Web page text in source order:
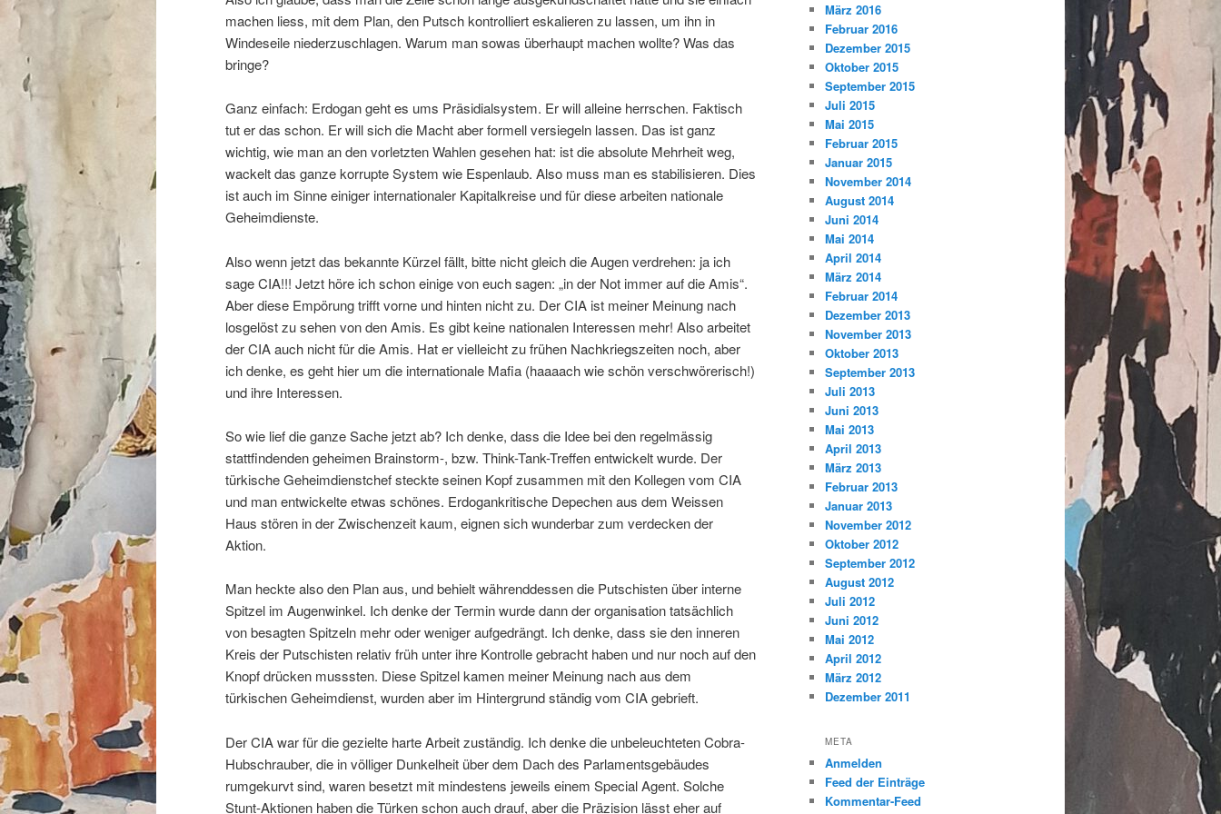
machen liess, mit dem Plan, den Putsch kontrolliert eskalieren zu lassen, um ihn in
Windeseile niederzuschlagen. Warum man sowas überhaupt machen wollte? Was das
bringe?
Ganz einfach: Erdogan geht es ums Präsidialsystem. Er will alleine herrschen. Faktisch
tut er das schon. Er will sich die Macht aber formell versiegeln lassen. Das ist ganz
wichtig, wie man an den vorletzten Wahlen gesehen hat: ist die absolute Ḿehrheit weg,
wackelt das ganze korrupte System wie Espenlaub. Also muss man es stabilisieren. Dies
ist auch im Sinne einiger internationaler Kapitalkreise und für diese arbeiten nationale
Geheimdienste.
Also wenn jetzt das bekannte Kürzel fällt, bitte nicht gleich die Augen verdrehen: ja ich
sage CIA!!! Jetzt höre ich schon einige von euch sagen: „in der Not immer auf die Amis“.
Aber diese Empörung trifft vorne und hinten nicht zu. Der CIA ist meiner Meinung nach
losgelöst zu sehen von den Amis. Es gibt keine nationalen Interessen mehr! Also arbeitet
der CIA auch nicht für die Amis. Hat er vielleicht zu frühen Nachkriegszeiten noch, aber
ich denke, es geht hier um die internationale Mafia (haaaach wie schön verschwörerisch!)
und ihre Interessen.
So wie lief die ganze Sache jetzt ab? Ich denke, dass die Idee bei den regelmässig
stattfindenden geheimen Brainstorm-, bzw. Think-Tank-Treffen entwickelt wurde. Der
türkische Geheimdienstchef steckte seinen Kopf zusammen mit den Kollegen vom CIA
und man entwickelte etwas schönes. Erdogankritische Depechen aus dem Weissen
Haus stören in der Zwischenzeit kaum, eignen sich wunderbar zum verdecken der
Aktion.
Man heckte also den Plan aus, und behielt währenddessen die Putschisten über interne
Spitzel im Augenwinkel. Ich denke der Termin wurde dann der organisation tatsächlich
von besagten Spitzeln mehr oder weniger aufgedrängt. Ich denke, dass sie den inneren
Kreis der Putschisten relativ früh unter ihre Kontrolle gebracht haben und nur noch auf den
Knopf drücken musssten. Diese Spitzel kamen meiner Meinung nach aus dem
türkischen Geheimdienst, wurden aber im Hintergrund ständig vom CIA gebrieft.
Der CIA war für die gezielte harte Arbeit zuständig. Ich denke die unbeleuchteten Cobra-
Hubschrauber, die in völliger Dunkelheit über dem Dach des Parlamentsgebäudes
rumgekurvt sind, waren besetzt mit mindestens jeweils einem Special Agent. Solche
Stunt-Aktionen haben die Türken schon auch drauf, aber die Präzision lässt eher auf
März 2016
Februar 2016
Dezember 2015
Oktober 2015
September 2015
Juli 2015
Mai 2015
Februar 2015
Januar 2015
November 2014
August 2014
Juni 2014
Mai 2014
April 2014
März 2014
Februar 2014
Dezember 2013
November 2013
Oktober 2013
September 2013
Juli 2013
Juni 2013
Mai 2013
April 2013
März 2013
Februar 2013
Januar 2013
November 2012
Oktober 2012
September 2012
August 2012
Juli 2012
Juni 2012
Mai 2012
April 2012
März 2012
Dezember 2011
META
Anmelden
Feed der Einträge
Kommentar-Feed